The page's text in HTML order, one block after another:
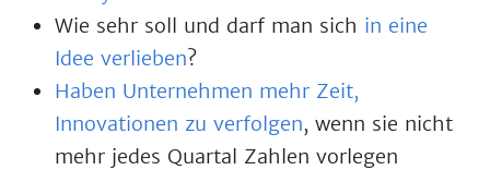
Wie sehr soll und darf man sich in eine
Idee verlieben?
Haben Unternehmen mehr Zeit,
Innovationen zu verfolgen, wenn sie nicht
mehr jedes Quartal Zahlen vorlegen